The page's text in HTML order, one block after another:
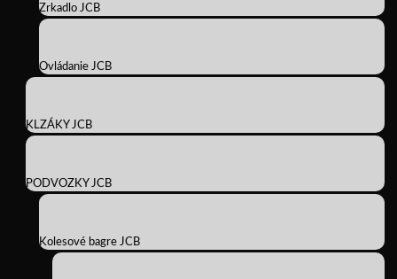
Zrkadlo JCB
Ovládanie JCB
KLZÁKY JCB
PODVOZKY JCB
Kolesové bagre JCB